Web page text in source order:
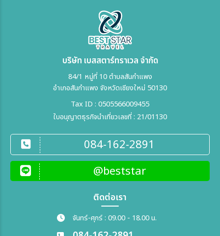
บริษัท เบสสตาร์ทราเวล จำกัด
84/1 หมู่ที่ 10 ตำบลสันกำแพง
อำเภอสันกำแพง จังหวัดเชียงใหม่ 50130
Tax ID : 0505566009455
ใบอนุญาตธุรกิจนำเที่ยวเลขที่ : 21/01130
084-162-2891
@beststar
ติดต่อเรา
จันทร์-ศุกร์ : 09.00 - 18.00 น.